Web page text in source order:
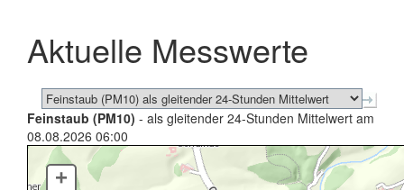
schließen
Aktuelle Messwerte
Feinstaub (PM10) - als gleitender 24-Stunden Mittelwert am
08.08.2026 06:00
+